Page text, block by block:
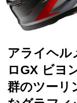
アライヘル
ロGX ビヨ
群のツーリ